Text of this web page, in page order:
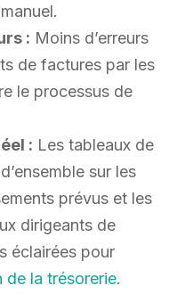
: Moins d’erreurs
de factures par les
le processus de
: Les tableaux de
sur les
prévus et les
dirigeants de
éclairées pour
de la trésorerie.